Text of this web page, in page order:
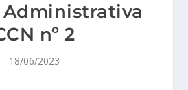
nº 2
18/06/2023